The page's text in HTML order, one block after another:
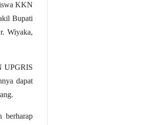
KKN
Bupati
Wiyaka,
UPGRIS
dapat
berharap